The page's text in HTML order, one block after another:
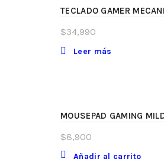
TECLADO GAMER
$34,990
Leer más
MOUSEPAD GAMING
$8,900
Añadir al carrito